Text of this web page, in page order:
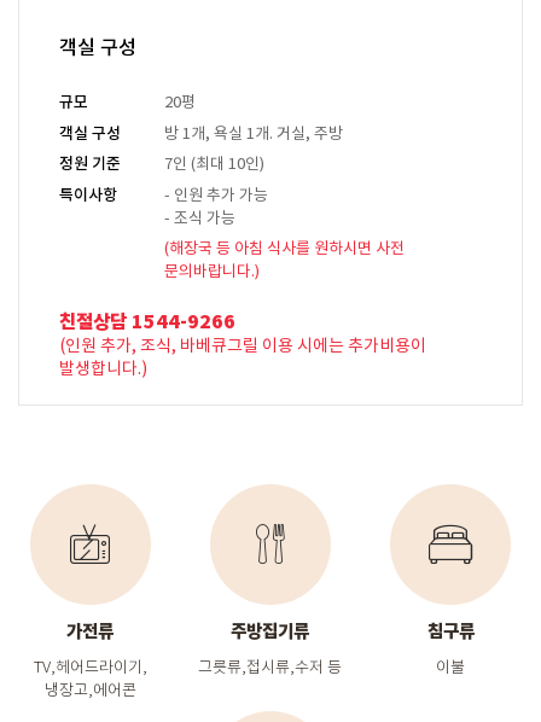
객실 구성
규모 20평
객실 구성 방 1개, 욕실 1개. 거실, 주방
정원 기준 7인 (최대 10인)
특이사항
- 인원 추가 가능
- 조식 가능
(해장국 등 아침 식사를 원하시면 사전
문의바랍니다.)
친절상담 1544-9266
(인원 추가, 조식, 바베큐그릴 이용 시에는 추가비용이
발생합니다.)
가전류
TV,헤어드라이기,
냉장고,에어콘
주방집기류
그릇류,접시류,수저 등
침구류
이불